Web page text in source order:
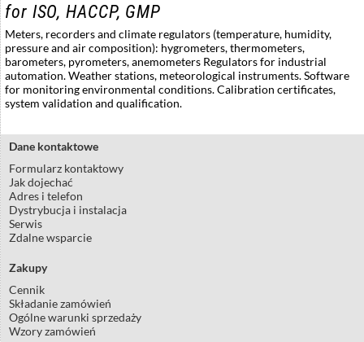
for ISO, HACCP, GMP
Meters, recorders and climate regulators (temperature, humidity,
pressure and air composition): hygrometers, thermometers,
barometers, pyrometers, anemometers Regulators for industrial
automation. Weather stations, meteorological instruments. Software
for monitoring environmental conditions. Calibration certificates,
system validation and qualification.
Dane kontaktowe
Formularz kontaktowy
Jak dojechać
Adres i telefon
Dystrybucja i instalacja
Serwis
Zdalne wsparcie
Zakupy
Cennik
Składanie zamówień
Ogólne warunki sprzedaży
Wzory zamówień